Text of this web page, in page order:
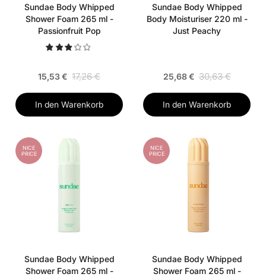
Sundae Body Whipped
Shower Foam 265 ml -
Passionfruit Pop
15,53 € 17,26 €
In den Warenkorb
Sundae Body Whipped
Body Moisturiser 220 ml -
Just Peachy
25,68 € 30,63 €
In den Warenkorb
NICE
PRICE
Sundae Body Whipped
Shower Foam 265 ml -
NICE
PRICE
Sundae Body Whipped
Shower Foam 265 ml -